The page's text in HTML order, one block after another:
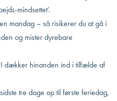
mindsettet’.
mandag – så risikerer du at gå i
og mister dyrebare
dækker hinanden ind i tilfælde af
tre dage op til første feriedag,